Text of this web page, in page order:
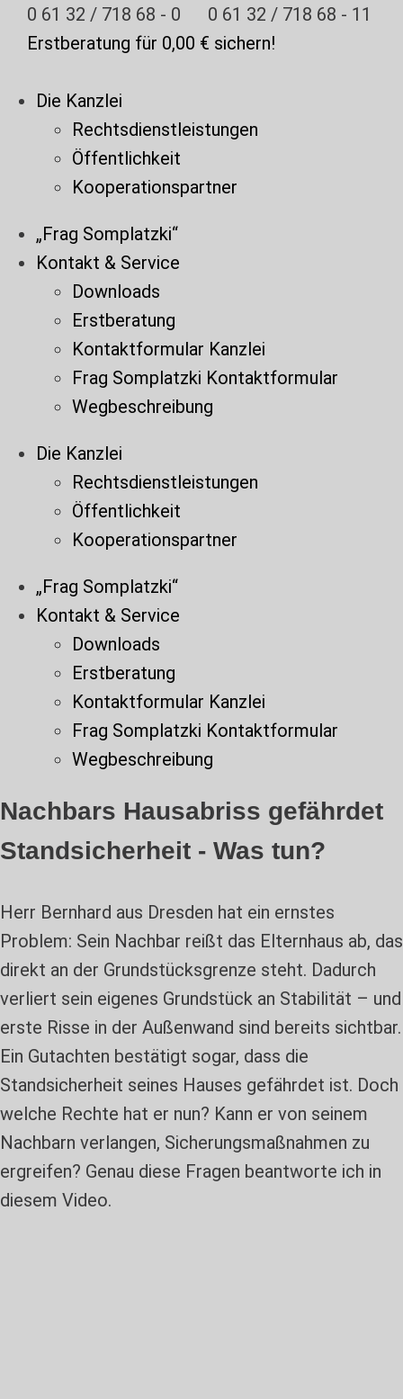
Zum
Inhalt
0 61 32 / 718 68 - 0
0 61 32 / 718 68 - 11
Erstberatung für 0,00 € sichern!
Die Kanzlei
Rechtsdienstleistungen
Öffentlichkeit
Kooperationspartner
„Frag Somplatzki“
Kontakt & Service
Downloads
Erstberatung
Kontaktformular Kanzlei
Frag Somplatzki Kontaktformular
Wegbeschreibung
Die Kanzlei
Rechtsdienstleistungen
Öffentlichkeit
Kooperationspartner
„Frag Somplatzki“
Kontakt & Service
Downloads
Erstberatung
Kontaktformular Kanzlei
Frag Somplatzki Kontaktformular
Wegbeschreibung
Nachbars Hausabriss gefährdet
Standsicherheit - Was tun?
Herr Bernhard aus Dresden hat ein ernstes
Problem: Sein Nachbar reißt das Elternhaus ab, das
direkt an der Grundstücksgrenze steht. Dadurch
verliert sein eigenes Grundstück an Stabilität – und
erste Risse in der Außenwand sind bereits sichtbar.
Ein Gutachten bestätigt sogar, dass die
Standsicherheit seines Hauses gefährdet ist. Doch
welche Rechte hat er nun? Kann er von seinem
Nachbarn verlangen, Sicherungsmaßnahmen zu
ergreifen? Genau diese Fragen beantworte ich in
diesem Video.